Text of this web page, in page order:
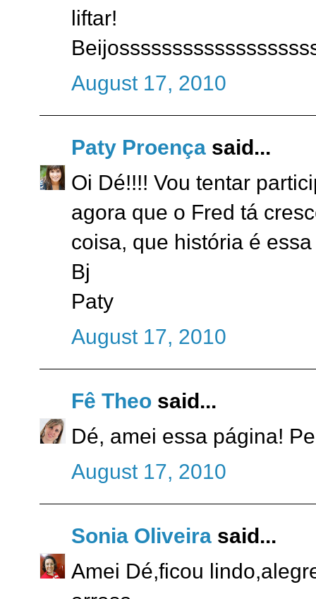
liftar!
August 17, 2010
Paty Proença said...
Oi Dé!!!! Vou tentar
agora que o Fred tá
coisa, que história é
Bj
Paty
August 17, 2010
Fê Theo said...
Dé, amei essa página!
August 17, 2010
Sonia Oliveira said...
Amei Dé,ficou